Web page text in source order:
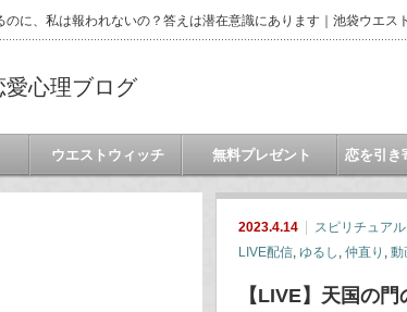
のに、私は報われないの？答えは潜在意識にあります｜池袋ウエ
愛心理ブログ
ウエストウィッチ 無料プレゼント 恋を引き
2023.4.14 スピリチュアル
LIVE配信, ゆるし , 仲直り , 動
【LIVE】天国の